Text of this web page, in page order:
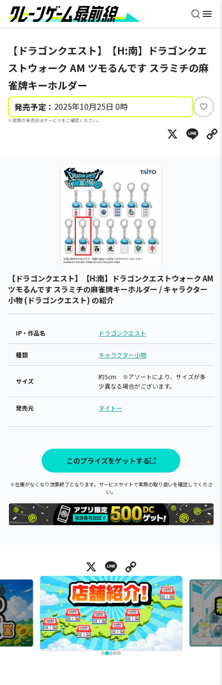
【ドラゴンクエスト】【H:南】ドラゴンクエ
ストウォーク AM ツモるんです スラミチの麻
雀牌キーホルダー
発売予定： 2025年10月25日 0時
※実際の発売日はサービスをご確認ください。
い
ね
X
【ドラゴンクエスト】【H:南】ドラゴンクエストウォーク AM
ツモるんです スラミチの麻雀牌キーホルダー / キャラクター
小物 (ドラゴンクエスト) の紹介
IP・作品名 ドラゴンクエスト
種類 キャラクター小物
サイズ
約5cm ※アソートにより、サイズが多
少異なる場合がございます。
発売元 タイトー
このプライズをゲットする
※在庫がなくなり次第終了となります。サービスサイトで実際の取り扱いを確認してくださ
い。
X Line